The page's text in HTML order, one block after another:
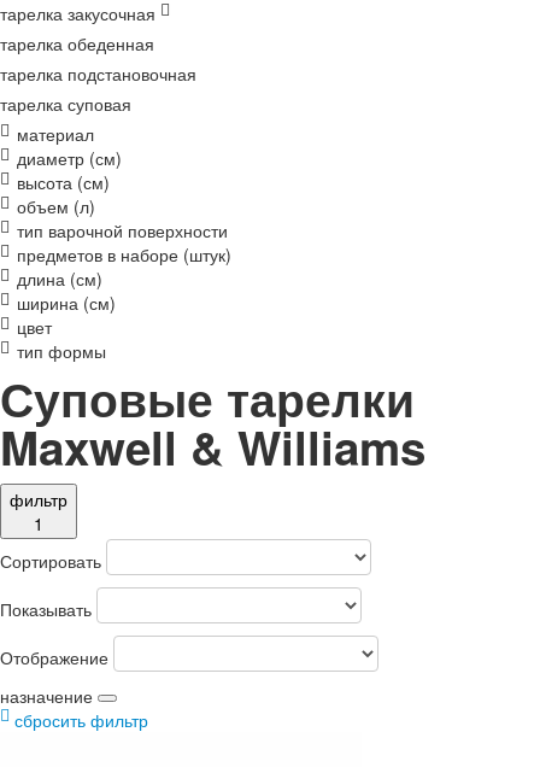
тарелка закусочная
тарелка обеденная
тарелка подстановочная
тарелка суповая
материал
диаметр (см)
высота (см)
объем (л)
тип варочной поверхности
предметов в наборе (штук)
длина (см)
ширина (см)
цвет
тип формы
Суповые тарелки
Maxwell & Williams
фильтр
1
Сортировать
Показывать
Отображение
назначение
сбросить фильтр